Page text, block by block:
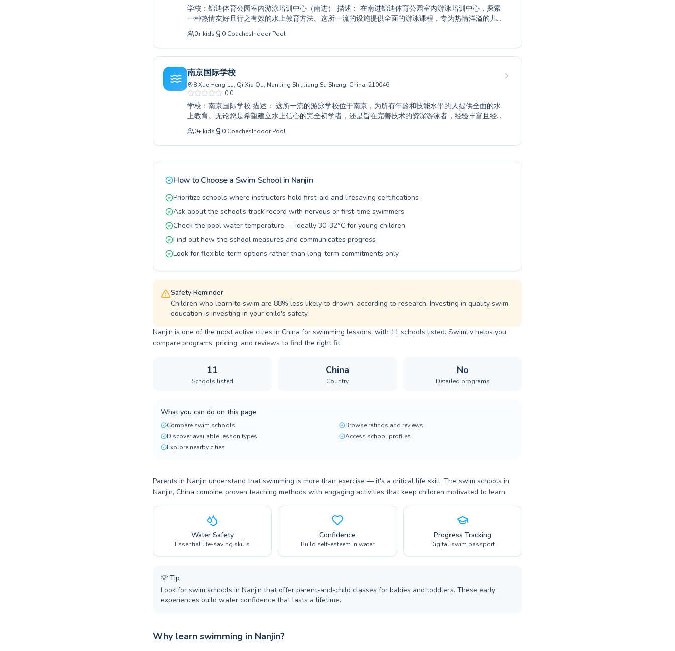
学校：锦迪体育公园室内游泳培训中心（南进） 描述： 在南进锦迪体育公园室内游泳培训中心，探索
一种热情友好且行之有效的水上教育方法。这所一流的设施提供全面的游泳课程，专为热情洋溢的儿
童和专注投入的成年人设计，确保从初学者到高级泳者都能找到最适合自己的课程。经验丰富且充满
激情的教练们营造一个支持性的学习环境，耐心且个性化地关注学员，帮助他们建立信心并掌握基本
技术。无论您是想安全地让孩子接触水，还是想提升自己的泳姿，他们的专业指导都承诺您将取得显
著进步。今天就开始您的游泳之旅，体验专业指导带来的不同。
0+ kids 0 CoachesIndoor Pool
南京国际学校
8 Xue Heng Lu, Qi Xia Qu, Nan Jing Shi, Jiang Su Sheng, China, 210046
0.0
学校：南京国际学校 描述： 这所一流的游泳学校位于南京，为所有年龄和技能水平的人提供全面的水
上教育。无论您是希望建立水上信心的完全初学者，还是旨在完善技术的资深游泳者，经验丰富且经
过认证的教练都会提供个性化指导。寻求学习或提高泳姿的成年人将找到专门的课程，而儿童则将在
一个充满爱心和乐趣的环境中受益，该环境旨在培养他们对游泳的终生热爱。学校以其支持性的氛围
和对安全的承诺而自豪，确保每个学生都能按照自己的节奏进步。与我们一起发现游泳的乐趣并释放
0+ kids 0 CoachesIndoor Pool
How to Choose a Swim School in Nanjin
Prioritize schools where instructors hold first-aid and lifesaving certifications
Ask about the school's track record with nervous or first-time swimmers
Check the pool water temperature — ideally 30-32°C for young children
Find out how the school measures and communicates progress
Look for flexible term options rather than long-term commitments only
Safety Reminder
Children who learn to swim are 88% less likely to drown, according to research. Investing in quality swim
education is investing in your child's safety.
Nanjin is one of the most active cities in China for swimming lessons, with 11 schools listed. Swimliv helps you
compare programs, pricing, and reviews to find the right fit.
11
Schools listed
China
Country
No
Detailed programs
What you can do on this page
Compare swim schools
Browse ratings and reviews
Discover available lesson types
Access school profiles
Explore nearby cities
Parents in Nanjin understand that swimming is more than exercise — it's a critical life skill. The swim schools in
Nanjin, China combine proven teaching methods with engaging activities that keep children motivated to learn.
Water Safety
Essential life-saving skills
Confidence
Build self-esteem in water
Progress Tracking
Digital swim passport
💡 Tip
Look for swim schools in Nanjin that offer parent-and-child classes for babies and toddlers. These early
experiences build water confidence that lasts a lifetime.
Why learn swimming in Nanjin?